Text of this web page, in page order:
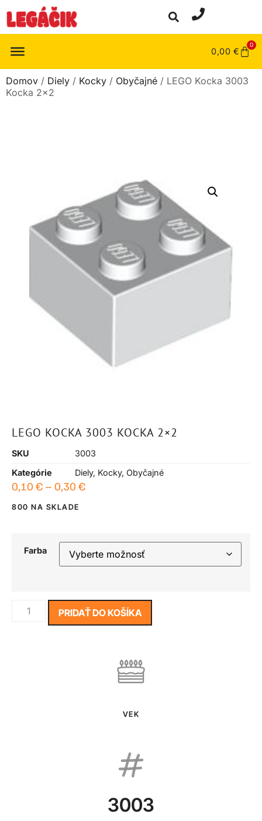
0,00 €
0
Domov / Diely / Kocky / Obyčajné / LEGO Kocka 3003
Kocka 2×2
LEGO KOCKA 3003 KOCKA 2×2
SKU
3003
Kategórie
Diely, Kocky, Obyčajné
0,10 € – 0,30 €
800 NA SKLADE
Farba
PRIDAŤ DO KOŠÍKA
VEK
3003